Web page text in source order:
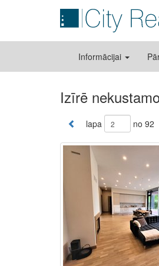
Informācijai
Izīrē
lapa no 92